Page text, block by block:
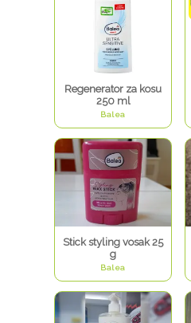
Regenerator za kosu
250 ml
Balea
Stick styling vosak 25
g
Balea